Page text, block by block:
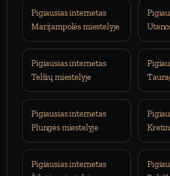
Pigiausias internetas
Marijampolės miestelyje
Pigiausias internetas
Telšių miestelyje
Pigiausias internetas
Plungės miestelyje
Pigiausias internetas